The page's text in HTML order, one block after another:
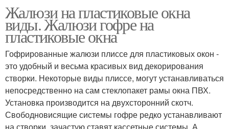
Жалюзи на пластиковые окна
виды. Жалюзи гофре на
пластиковые окна
Гофрированные жалюзи плиссе для пластиковых окон -
это удобный и весьма красивых вид декорирования
створки. Некоторые виды плиссе, могут устанавливаться
непосредственно на сам стеклопакет рамы окна ПВХ.
Установка производится на двухсторонний скотч.
Свободновисящие системы гофре редко устанавливают
на створки, зачастую ставят кассетные системы. А